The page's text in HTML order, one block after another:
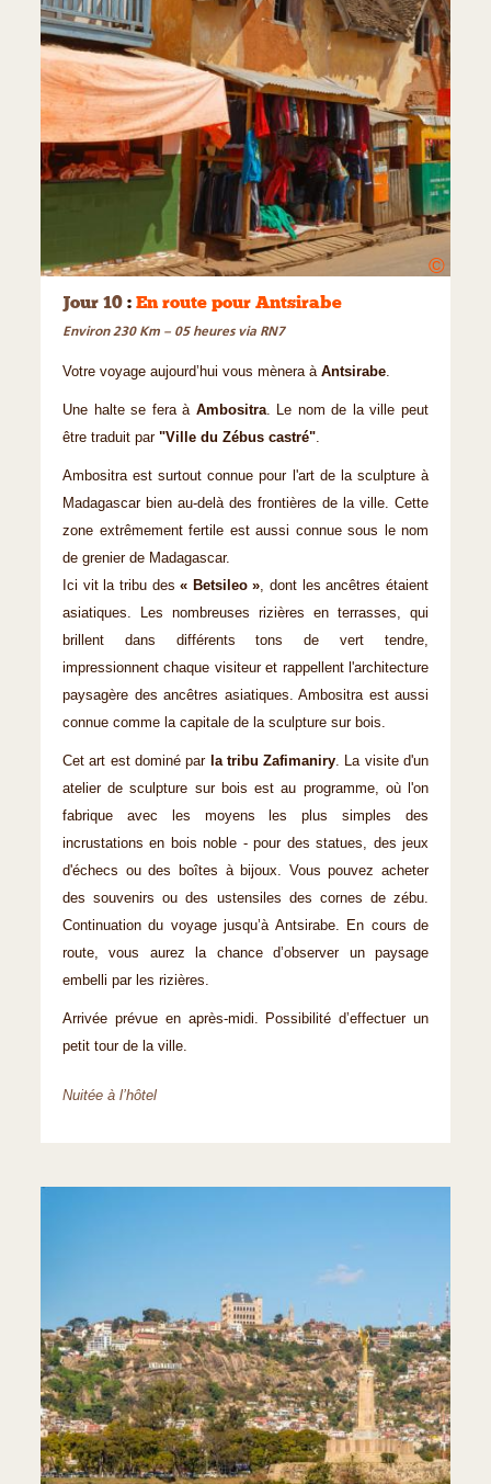
©
Jour 10 : En route pour Antsirabe
Environ 230 Km – 05 heures via RN7
Votre voyage aujourd’hui vous mènera à Antsirabe.
Une halte se fera à Ambositra. Le nom de la ville peut
être traduit par "Ville du Zébus castré".
Ambositra est surtout connue pour l'art de la sculpture à
Madagascar bien au-delà des frontières de la ville. Cette
zone extrêmement fertile est aussi connue sous le nom
de grenier de Madagascar.
Ici vit la tribu des« Betsileo », dont les ancêtres étaient
asiatiques. Les nombreuses rizières en terrasses, qui
brillent dans différents tons de vert tendre,
impressionnent chaque visiteur et rappellent l'architecture
paysagère des ancêtres asiatiques. Ambositra est aussi
connue comme la capitale de la sculpture sur bois.
Cet art est dominé par la tribu Zafimaniry. La visite d'un
atelier de sculpture sur bois est au programme, où l'on
fabrique avec les moyens les plus simples des
incrustations en bois noble - pour des statues, des jeux
d'échecs ou des boîtes à bijoux. Vous pouvez acheter
des souvenirs ou des ustensiles des cornes de zébu.
Continuation du voyage jusqu’à Antsirabe. En cours de
route, vous aurez la chance d’observer un paysage
embelli par les rizières.
Arrivée prévue en après-midi. Possibilité d’effectuer un
petit tour de la ville.
Nuitée à l’hôtel